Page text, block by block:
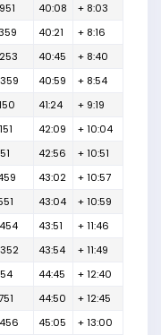
40:08
+ 8:03
40:21
+ 8:16
40:45
+ 8:40
40:59
+ 8:54
41:24
+ 9:19
42:09
+ 10:04
42:56
+ 10:51
43:02
+ 10:57
43:04
+ 10:59
43:51
+ 11:46
43:54
+ 11:49
44:45
+ 12:40
44:50
+ 12:45
45:05
+ 13:00